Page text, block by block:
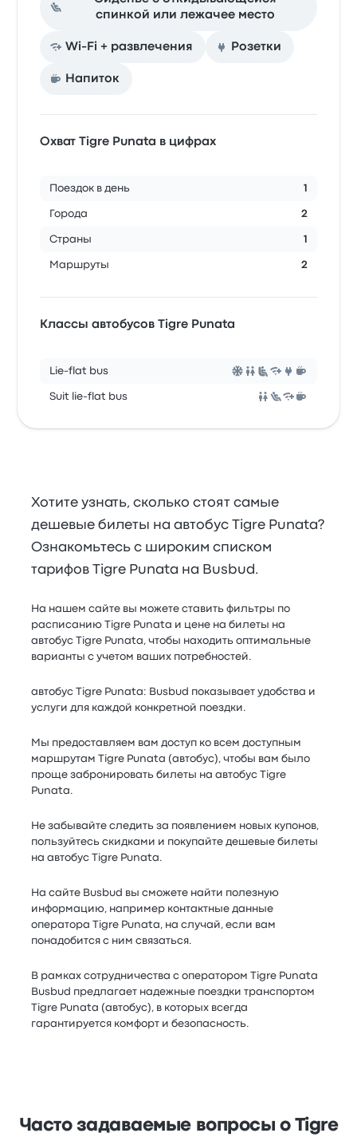
спинкой или лежачее место
Wi-Fi + развлечения Розетки
Напиток
Охват Tigre Punata в цифрах
Поездок в день 1
Города 2
Страны 1
Маршруты 2
Классы автобусов Tigre Punata
Lie-flat bus
Suit lie-flat bus
Хотите узнать, сколько стоят самые
дешевые билеты на автобус Tigre Punata?
Ознакомьтесь с широким списком
тарифов Tigre Punata на Busbud.
На нашем сайте вы можете ставить фильтры по
расписанию Tigre Punata и цене на билеты на
автобус Tigre Punata, чтобы находить оптимальные
варианты с учетом ваших потребностей.
автобус Tigre Punata: Busbud показывает удобства и
услуги для каждой конкретной поездки.
Мы предоставляем вам доступ ко всем доступным
маршрутам Tigre Punata (автобус), чтобы вам было
проще забронировать билеты на автобус Tigre
Punata.
Не забывайте следить за появлением новых купонов,
пользуйтесь скидками и покупайте дешевые билеты
на автобус Tigre Punata.
На сайте Busbud вы сможете найти полезную
информацию, например контактные данные
оператора Tigre Punata, на случай, если вам
понадобится с ним связаться.
В рамках сотрудничества с оператором Tigre Punata
Busbud предлагает надежные поездки транспортом
Tigre Punata (автобус), в которых всегда
гарантируется комфорт и безопасность.
Часто задаваемые вопросы о Tigre